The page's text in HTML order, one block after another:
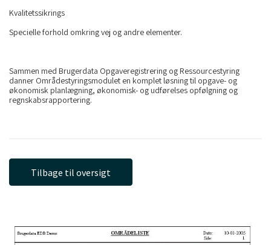
Kvalitetssikrings
Specielle forhold omkring vej og andre elementer.
Sammen med Brugerdata Opgaveregistrering og Ressourcestyring
danner Områdestyringsmodulet en komplet løsning til opgave- og
økonomisk planlægning, økonomisk- og udførelses opfølgning og
regnskabsrapportering.
Tilbage til oversigt